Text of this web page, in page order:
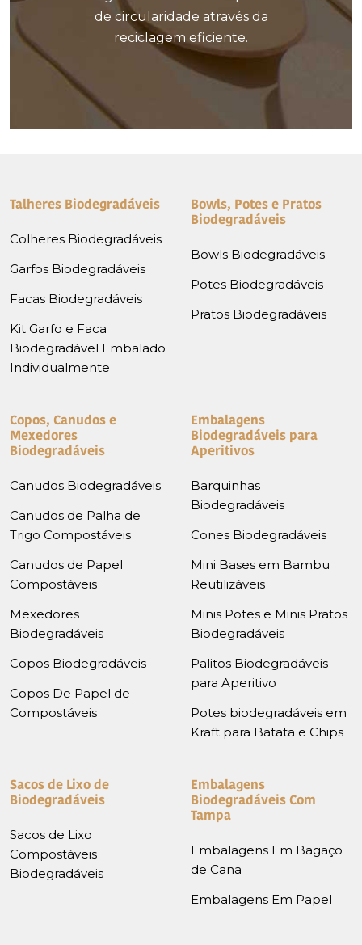
de circularidade através da
reciclagem eficiente.
Talheres Biodegradáveis
Colheres Biodegradáveis
Garfos Biodegradáveis
Facas Biodegradáveis
Kit Garfo e Faca
Biodegradável Embalado
Individualmente
Bowls, Potes e Pratos
Biodegradáveis
Bowls Biodegradáveis
Potes Biodegradáveis
Pratos Biodegradáveis
Copos, Canudos e
Mexedores
Biodegradáveis
Canudos Biodegradáveis
Canudos de Palha de
Trigo Compostáveis
Canudos de Papel
Compostáveis
Mexedores
Biodegradáveis
Copos Biodegradáveis
Copos De Papel de
Compostáveis
Embalagens
Biodegradáveis para
Aperitivos
Barquinhas
Biodegradáveis
Cones Biodegradáveis
Mini Bases em Bambu
Reutilizáveis
Minis Potes e Minis Pratos
Biodegradáveis
Palitos Biodegradáveis
para Aperitivo
Potes biodegradáveis em
Kraft para Batata e Chips
Sacos de Lixo de
Biodegradáveis
Sacos de Lixo
Compostáveis
Biodegradáveis
Embalagens
Biodegradáveis Com
Tampa
Embalagens Em Bagaço
de Cana
Embalagens Em Papel